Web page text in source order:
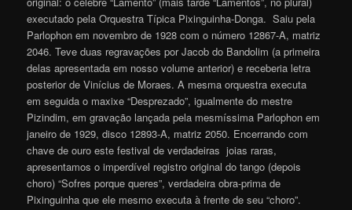
executado pela Orquestra Típica Pixinguinha-Donga. Saiu pela
Parlophon em novembro de 1928 com o número 12867-A, matriz
2046. Teve duas regravações por Jacob do Bandolim (a primeira
delas apresentada em nosso volume anterior) e receberia letra
posterior de Vinícius de Moraes. A mesma orquestra executa
em seguida o maxixe “Desprezado”, igualmente do mestre
Pizindim, em gravação lançada pela mesmíssima Parlophon em
janeiro de 1929, disco 12893-A, matriz 2050. Encerrando com
chave de ouro este festival de verdadeiras joias raras,
apresentamos o imperdível registro original do tango (depois
choro) “Sofres porque queres”, verdadeira obra-prima de
Pixinguinha que ele mesmo executa à frente de seu “choro”.